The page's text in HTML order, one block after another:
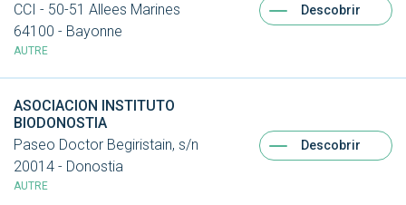
CCI - 50-51 Allees Marines
64100 - Bayonne
AUTRE
Descobrir
ASOCIACION INSTITUTO
BIODONOSTIA
Paseo Doctor Begiristain, s/n
20014 - Donostia
AUTRE
Descobrir